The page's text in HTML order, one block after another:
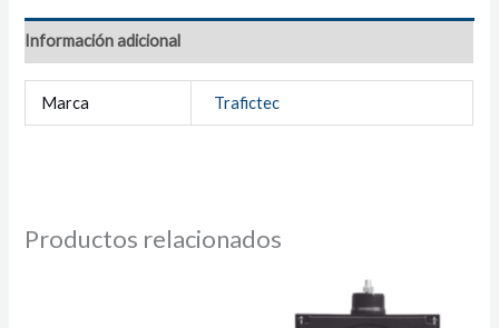
Información adicional
Marca Trafictec
Productos relacionados